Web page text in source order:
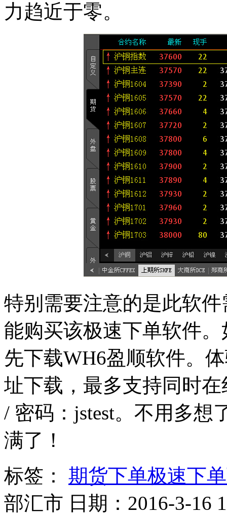
力趋近于零。
特别需要注意的是此软
能购买该极速下单软件
先下载WH6盈顺软件。
址下载，最多支持同时
/ 密码：jstest。不用多想
满了！
标签： 期货下单极速下单
部汇市 日期：2016-3-16